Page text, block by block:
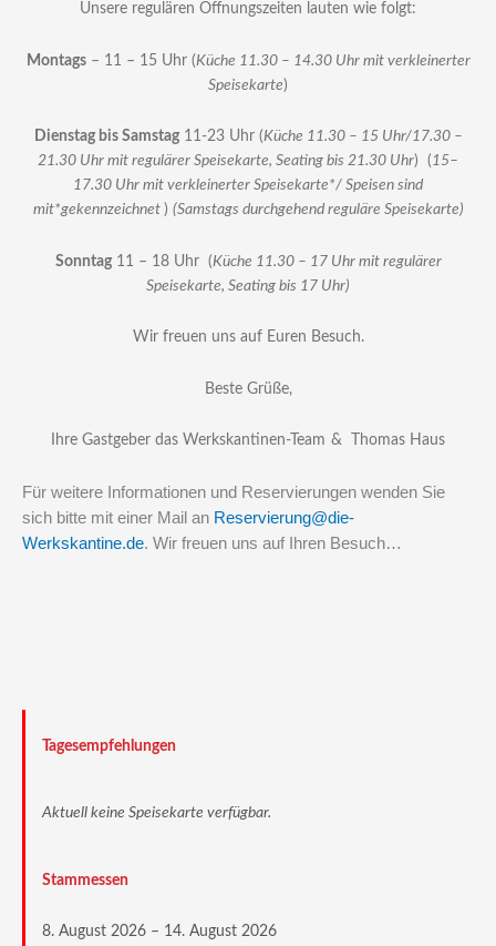
Unsere regulären Öffnungszeiten lauten wie folgt:
Montags– 11 – 15 Uhr (Küche 11.30 – 14.30 Uhr mit verkleinerter
Speisekarte)
Dienstag bis Samstag11-23 Uhr (Küche 11.30 – 15 Uhr/17.30 –
21.30 Uhr mit regulärer Speisekarte, Seating bis 21.30 Uhr) (15–
17.30 Uhr mit verkleinerter Speisekarte*/ Speisen sind
mit*gekennzeichnet ) (Samstags durchgehend reguläre Speisekarte)
Sonntag11 – 18 Uhr (Küche 11.30 – 17 Uhr mit regulärer
Speisekarte, Seating bis 17 Uhr)
Wir freuen uns auf Euren Besuch.
Beste Grüße,
Ihre Gastgeber das Werkskantinen-Team & Thomas Haus
Für weitere Informationen und Reservierungen wenden Sie
sich bitte mit einer Mail an Reservierung@die-
Werkskantine.de. Wir freuen uns auf Ihren Besuch…
Tagesempfehlungen
Aktuell keine Speisekarte verfügbar.
Stammessen
8. August 2026 – 14. August 2026